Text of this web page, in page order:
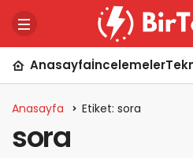
Anasayfaİncelemeler
Anasayfa Etiket: sora
sora